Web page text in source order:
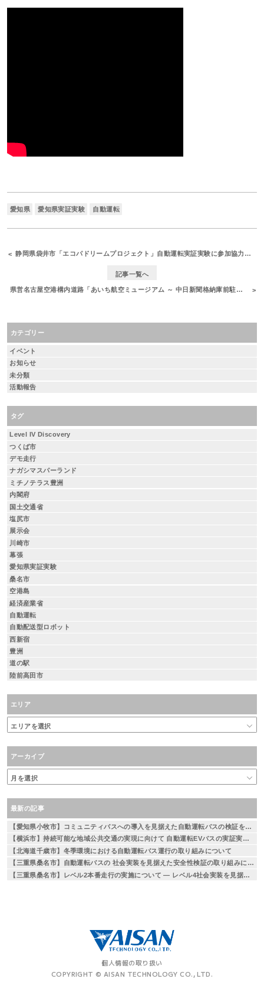
愛知県 愛知県実証実験 自動運転
静岡県袋井市「エコパドリームプロジェクト」自動運転実証実験に参加協力いたしました
記事一覧へ
県営名古屋空港構内道路「あいち航空ミュージアム ～ 中日新聞格納庫前駐車場」自動走行実証実験
カテゴリー
イベント
お知らせ
未分類
活動報告
タグ
Level IV Discovery
つくば市
デモ走行
ナガシマスパーランド
ミチノテラス豊洲
内閣府
国土交通省
塩尻市
展示会
川崎市
幕張
愛知県実証実験
桑名市
空港島
経済産業省
自動運転
自動配送型ロボット
西新宿
豊洲
道の駅
陸前高田市
エリア
アーカイブ
最新の記事
【愛知県小牧市】コミュニティバスへの導入を見据えた自動運転バスの検証を実施
【横浜市】持続可能な地域公共交通の実現に向けて 自動運転EVバスの実証実験を実施 ～相鉄線二俣川駅から左近山団地間を運行～
【北海道千歳市】冬季環境における自動運転バス運行の取り組みについて
【三重県桑名市】自動運転バスの 社会実装を見据えた安全性検証の取り組みについて
【三重県桑名市】レベル2本番走行の実施について — レベル4社会実装を見据えた段階的な取り組み —
個人情報の取り扱い
COPYRIGHT © AISAN TECHNOLOGY CO., LTD.